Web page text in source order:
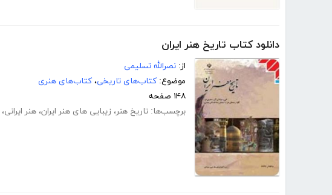
دانلود کتاب تاریخ هنر ایران
از: نصرالله تسلیمی
موضوع: کتاب‌های تاریخی، کتاب‌های هنری
۱۴۸ صفحه
برچسب‌ها: تاریخ هنر، زیبایی های هنر ایران، هنر ایرانی،